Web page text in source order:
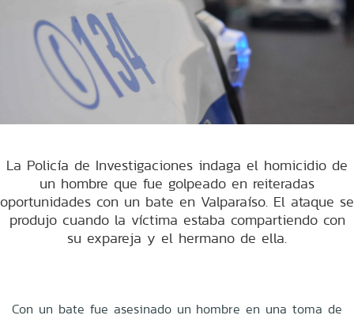
La Policía de Investigaciones indaga el homicidio de
un hombre que fue golpeado en reiteradas
oportunidades con un bate en Valparaíso. El ataque se
produjo cuando la víctima estaba compartiendo con
su expareja y el hermano de ella.
Con un bate fue asesinado un hombre en una toma de